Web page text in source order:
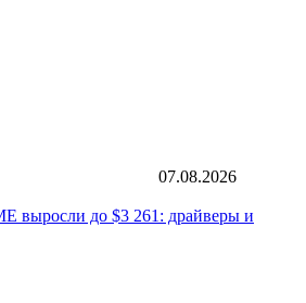
07.08.2026
выросли до $3 261: драйверы и